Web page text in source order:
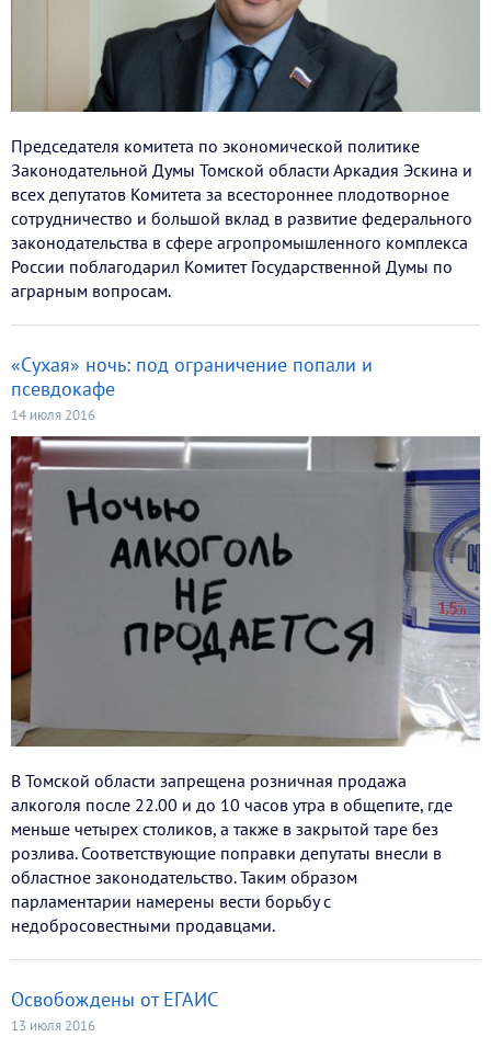
Председателя комитета по экономической политике
Законодательной Думы Томской области Аркадия Эскина и
всех депутатов Комитета за всестороннее плодотворное
сотрудничество и большой вклад в развитие федерального
законодательства в сфере агропромышленного комплекса
России поблагодарил Комитет Государственной Думы по
аграрным вопросам.
«Сухая» ночь: под ограничение попали и
псевдокафе
14 июля 2016
В Томской области запрещена розничная продажа
алкоголя после 22.00 и до 10 часов утра в общепите, где
меньше четырех столиков, а также в закрытой таре без
розлива. Соответствующие поправки депутаты внесли в
областное законодательство. Таким образом
парламентарии намерены вести борьбу с
недобросовестными продавцами.
Освобождены от ЕГАИС
13 июля 2016